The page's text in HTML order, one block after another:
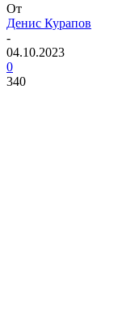
От
Денис Курапов
-
04.10.2023
0
340